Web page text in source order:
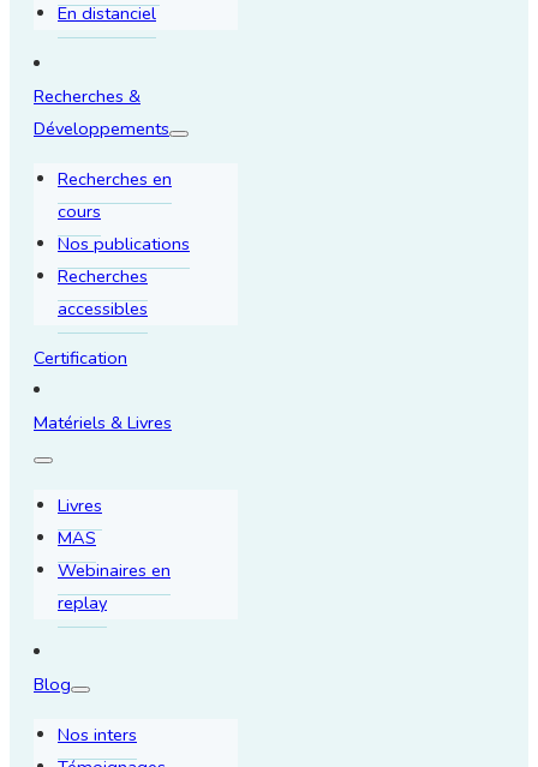
En distanciel
Recherches &
Développements
Recherches en
cours
Nos publications
Recherches
accessibles
Certification
Matériels & Livres
Livres
MAS
Webinaires en
replay
Blog
Nos inters